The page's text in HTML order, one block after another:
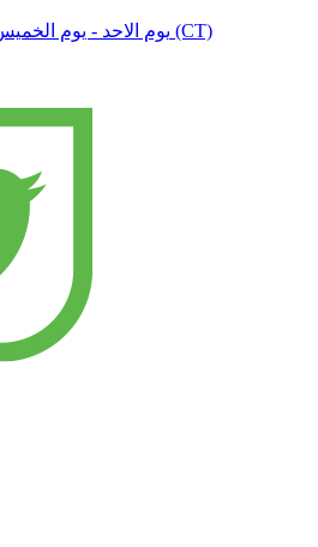
يوم الاحد - يوم الخميس: 10 صباحًا - 5 مساء (CT)